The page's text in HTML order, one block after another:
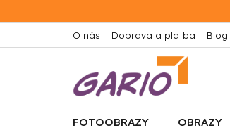
na
O nás Doprava a platba Blog
FOTOOBRAZY OBRAZY